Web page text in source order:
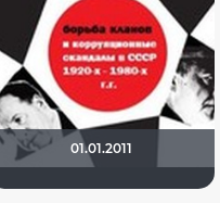
01.01.2011